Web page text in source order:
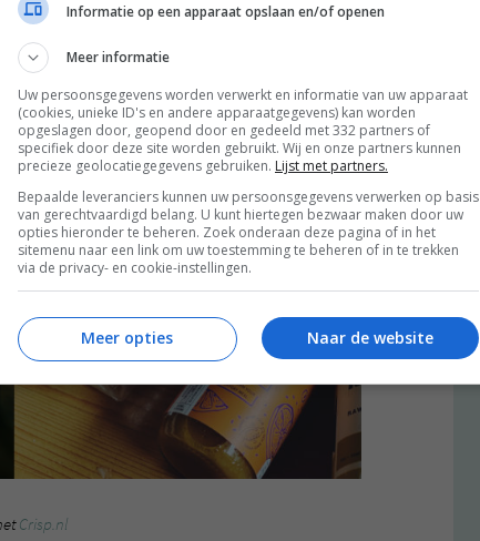
Crisp.nl
Informatie op een apparaat opslaan en/of openen
Meer informatie
Uw persoonsgegevens worden verwerkt en informatie van uw apparaat
(cookies, unieke ID's en andere apparaatgegevens) kan worden
opgeslagen door, geopend door en gedeeld met 332 partners of
specifiek door deze site worden gebruikt. Wij en onze partners kunnen
precieze geolocatiegegevens gebruiken. Lijst met partners.
Bepaalde leveranciers kunnen uw persoonsgegevens verwerken op basis
van gerechtvaardigd belang. U kunt hiertegen bezwaar maken door uw
opties hieronder te beheren. Zoek onderaan deze pagina of in het
sitemenu naar een link om uw toestemming te beheren of in te trekken
via de privacy- en cookie-instellingen.
Naar de website
Meer opties